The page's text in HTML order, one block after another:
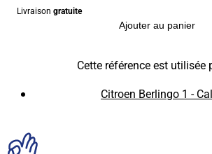
Livraison gratuite
Ajouter au panier
Cette référence est utilisée
Citroen Berlingo 1 -